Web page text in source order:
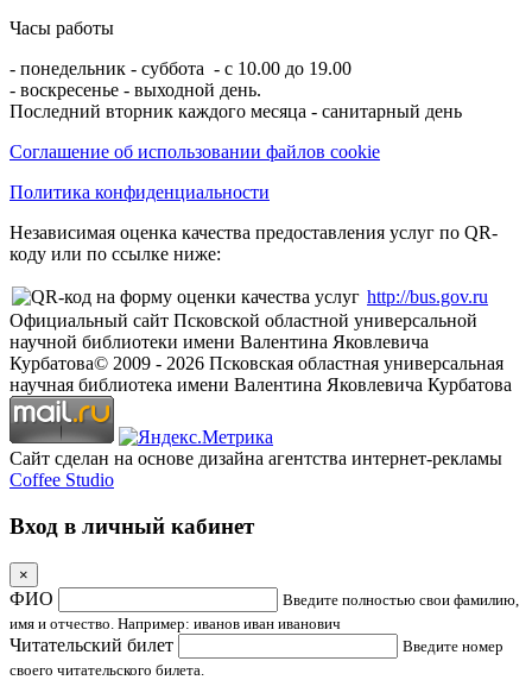
Часы работы
- понедельник - суббота - с 10.00 до 19.00
- воскресенье - выходной день.
Последний вторник каждого месяца - санитарный день
Соглашение об использовании файлов cookie
Политика конфиденциальности
Независимая оценка качества предоставления услуг по QR-
коду или по ссылке ниже:
http://bus.gov.ru
Официальный сайт Псковской областной универсальной
научной библиотеки имени Валентина Яковлевича
Курбатова© 2009 - 2026 Псковская областная универсальная
научная библиотека имени Валентина Яковлевича Курбатова
Сайт сделан на основе дизайна агентства интернет-рекламы
Coffee Studio
Вход в личный кабинет
×
ФИО
Введите полностью свои фамилию,
имя и отчество. Например: иванов иван иванович
Читательский билет
Введите номер
своего читательского билета.